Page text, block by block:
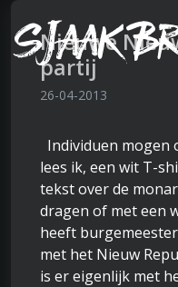
Nieuwe
partij
26-04-2013
Individuen mogen
lees ik, een wit T-
tekst over de
dragen of met een
heeft
met het Nieuw
is er eigenlijk met